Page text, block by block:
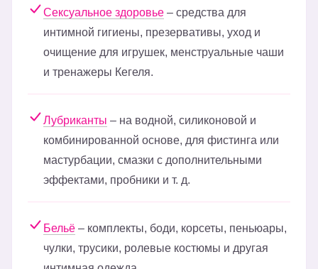
Сексуальное здоровье – средства для
интимной гигиены, презервативы, уход и
очищение для игрушек, менструальные чаши
и тренажеры Кегеля.
Лубриканты – на водной, силиконовой и
комбинированной основе, для фистинга или
мастурбации, смазки с дополнительными
эффектами, пробники и т. д.
Бельё – комплекты, боди, корсеты, пеньюары,
чулки, трусики, ролевые костюмы и другая